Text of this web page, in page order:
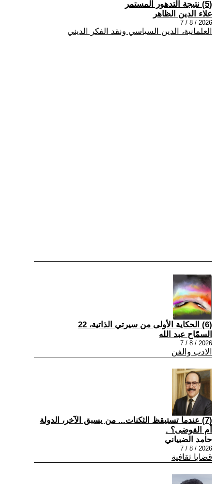
(5) نتيجة التدهور المستمر
علاء الدين الظاهر
2026 / 8 / 7
العلمانية، الدين السياسي ونقد الفكر الديني
(6) الحكاية الأولى من سيرتي الذاتية، 22
السمّاح عبد الله
2026 / 8 / 7
الادب والفن
(7) عندما تستيقظ الثكنات... من يسبق الآخر، الدولة
أم الفوضى؟ .
حامد الضبياني
2026 / 8 / 7
قضايا ثقافية